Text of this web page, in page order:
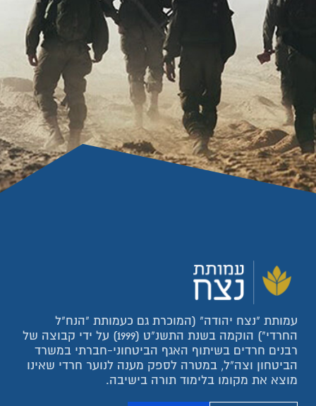
עמותת "נצח יהודה" (המוכרת גם כעמותת "הנח"ל
החרדי") הוקמה בשנת התשנ"ט (1999) על ידי קבוצה של
רבנים חרדים בשיתוף האגף הביטחוני-חברתי במשרד
הביטחון וצה"ל, במטרה לספק מענה לנוער חרדי שאינו
מוצא את מקומו בלימוד תורה בישיבה.